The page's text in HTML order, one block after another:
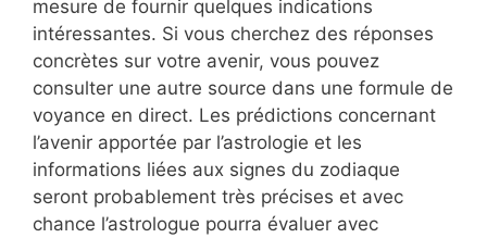
mesure de fournir quelques indications
intéressantes. Si vous cherchez des réponses
concrètes sur votre avenir, vous pouvez
consulter une autre source dans une formule de
voyance en direct. Les prédictions concernant
l’avenir apportée par l’astrologie et les
informations liées aux signes du zodiaque
seront probablement très précises et avec
chance l’astrologue pourra évaluer avec